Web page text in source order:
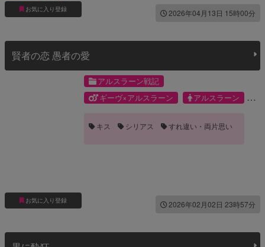
お気に入り登録 2026年04月13日 15時00分
賢者の恋 愚者の愛
お気に入り登録
アルスラーン戦記
ギーヴ×アルスラーン
アルスラーン
キス シリアス すれ違い・両片思い
2026年02月02日 23時57分